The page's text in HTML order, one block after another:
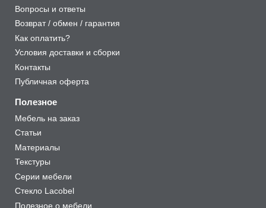
Вопросы и ответы
Возврат / обмен / гарантия
Как оплатить?
Условия доставки и сборки
Контакты
Публичная оферта
Полезное
Мебель на заказ
Статьи
Материалы
Текстуры
Серии мебели
Стекло Lacobel
Полезное о мебели